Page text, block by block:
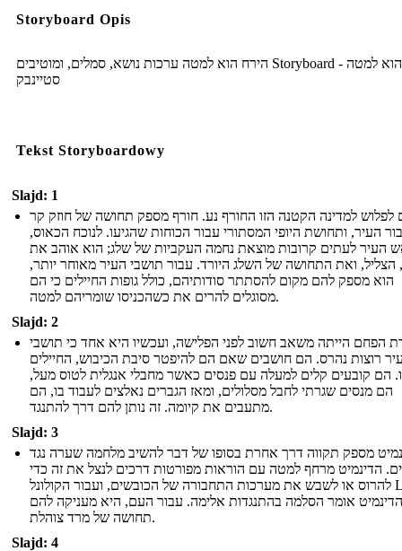
Storyboard Opis
הירח הוא למטה ערכות נושא, סמלים, ומוטיבים Storyboard - הירח הוא למטה
סטיינבק
Tekst Storyboardowy
Slajd: 1
לפלוש למדינה הקטנה הזו החורף נע. חורף מספק תחושה של חוזק קר
העיר, ותחושת היופי המסתורי עבור הכוחות שהגיעו. לנוכח הכאוס,
העיר לעתים קרובות מוצאת נחמה העקביות של שלג; הוא אוהב את
הצליל, ואת התחושה של השלג היורד. עבור תושבי העיר מאוחר יותר,
הוא מספק להם מקום להסתתר סודותיהם, כולל גופות החיילים כי הם
מסוגלים להרים את כשהכניסו שומריהם למטה.
Slajd: 2
הפחם הייתה משאב חשוב לפני הפלישה, ועכשיו היא אחד כי תושבי
רוצות נהרס. הם חושבים שאם הם להיפטר סיבת הכיבוש, החיילים
הם קובעים קלים למעלה עם פנסים כאשר מחבלי אנגלית לטוס מעל,
הם מנסים שגרתי לחבל מסלולים, ומאז הגברים נאלצים לעבוד בו, הם
מתעבים את קיומה. זה נותן להם דרך להתנגד.
Slajd: 3
מספק תקווה דרך אחרת בסופו של דבר להשיב מלחמה שערה נגד
הדינמיט מרחף למטה עם הוראות מפורטות דרכים לנצל את זה כדי
להרוס או לשבש את מערכות התחבורה של הכובשים, ועבור הקולונל Lanser,
אומר הסלמה בהתנגדות אלימה. עבור העם, היא מעניקה להם
תחושה של מרד צוהלת.
Slajd: 4